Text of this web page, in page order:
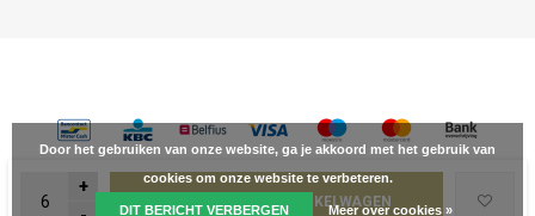
+
TOEVOEGEN AAN WINKELWAGEN
Door het gebruiken van onze website, ga je akkoord met het gebruik van
cookies om onze website te verbeteren.
DIT BERICHT VERBERGEN Meer over cookies »